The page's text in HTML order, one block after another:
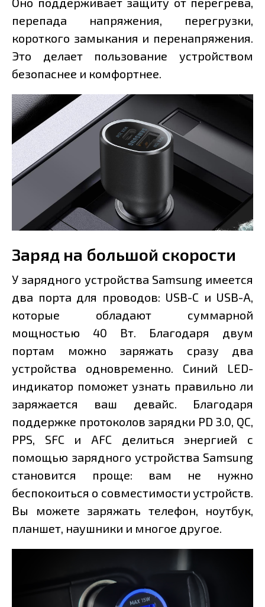
перепада напряжения, перегрузки,
короткого замыкания и перенапряжения.
Это делает пользование устройством
безопаснее и комфортнее.
Заряд на большой скорости
У зарядного устройства Samsung имеется
два порта для проводов: USB-C и USB-A,
которые обладают суммарной
мощностью 40 Вт. Благодаря двум
портам можно заряжать сразу два
устройства одновременно. Синий LED-
индикатор поможет узнать правильно ли
заряжается ваш девайс. Благодаря
поддержке протоколов зарядки PD 3.0, QC,
PPS, SFC и AFC делиться энергией с
помощью зарядного устройства Samsung
становится проще: вам не нужно
беспокоиться о совместимости устройств.
Вы можете заряжать телефон, ноутбук,
планшет, наушники и многое другое.